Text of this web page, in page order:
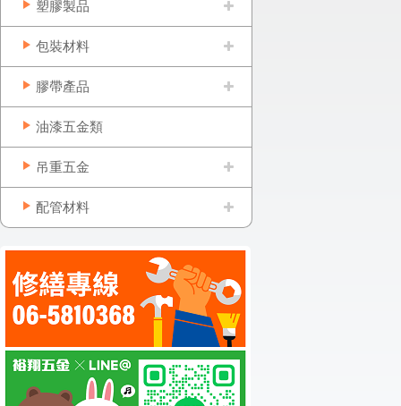
塑膠製品
包裝材料
膠帶產品
油漆五金類
吊重五金
配管材料